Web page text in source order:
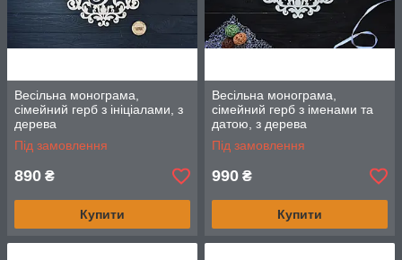
Весільна монограма,
сімейний герб з ініціалами, з
дерева
Під замовлення
890 ₴
Купити
Весільна монограма,
сімейний герб з іменами та
датою, з дерева
Під замовлення
990 ₴
Купити